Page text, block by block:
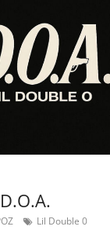
Lil Double 0